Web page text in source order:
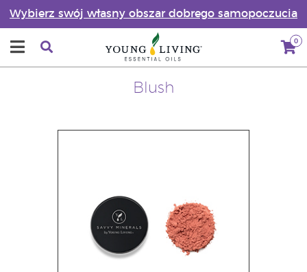
Wybierz swój własny obszar dobrego samopoczucia
0
Blush